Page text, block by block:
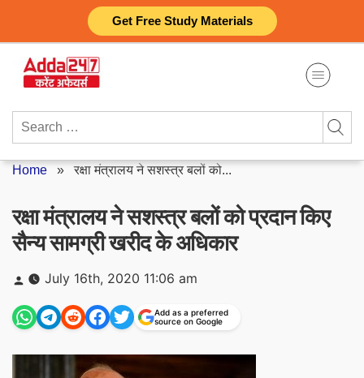
Get Free Study Materials
content
Search
Home »रक्षा मंत्रालय ने सशस्त्र बलों को...
रक्षा मंत्रालय ने सशस्त्र बलों को प्रदान किए
सैन्य सामग्री खरीद के अधिकार
Posted
by
July 16th, 2020 11:06 am
Add as a preferred
source on Google